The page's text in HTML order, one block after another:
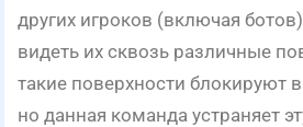
других игроков (включая
видеть их сквозь различные
такие поверхности блокируют
но данная команда устраняет